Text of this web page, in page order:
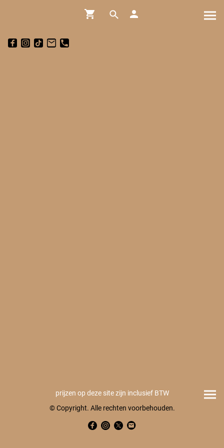
prijzen op deze site zijn inclusief BTW
© Copyright. Alle rechten voorbehouden.